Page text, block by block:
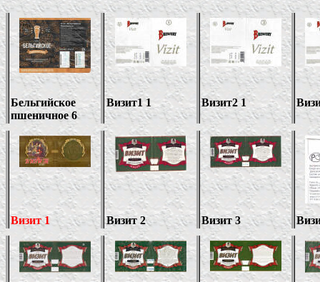
Бельгийское
пшеничное 6
Визит1 1 Визит2 1
Визит 1 Визит 2 Визит 3